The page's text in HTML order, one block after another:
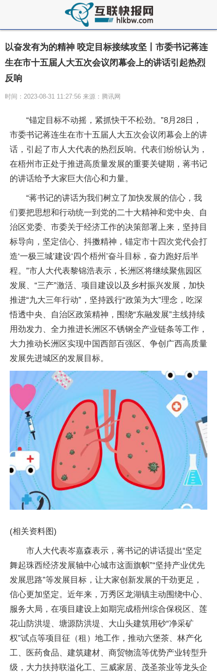
以奋发有为的精神 咬定目标接续攻坚丨市委书记蒋连
生在市十五届人大五次会议闭幕会上的讲话引起热烈
反响
时间：2023-08-31 11:27:56 来源：腾讯网
“锚定目标不动摇，紧抓快干不松劲。”8月28日，
市委书记蒋连生在市十五届人大五次会议闭幕会上的讲
话，引起了市人大代表的热烈反响。代表们纷纷认为，
在梧州市正处于推进高质量发展的重要关键期，蒋书记
的讲话给予大家巨大信心和力量。
“蒋书记的讲话为我们树立了加快发展的信心，我
们要把思想和行动统一到党的二十大精神和党中央、自
治区党委、市委关于经济工作的决策部署上来，坚持目
标导向，坚定信心、抖擞精神，锚定市十四次党代会打
造‘一极三城’建设‘四个梧州’奋斗目标，奋力跑好后半
程。”市人大代表黎锦浩表示，长洲区将继续聚焦园区
发展、“三产”激活、项目建设以及乡村振兴发展，加快
推进“九大三年行动”，坚持践行“政策为大”理念，吃深
悟透中央、自治区政策精神，围绕“东融发展”主线持续
用劲发力、全力推进长洲区不锈钢全产业链条等工作，
大力推动长洲区实现中国西部百强区、争创广西高质量
发展先进城区的发展目标。
(相关资料图)
市人大代表岑嘉森表示，蒋书记的讲话提出“坚定
舞起珠西经济发展轴中心城市这面旗帜”“坚持产业优先
发展思路”等发展目标，让大家创新发展的干劲更足，
信心更加坚定。近年来，万秀区龙湖镇主动围绕中心、
服务大局，在项目建设上如期完成梧州综合保税区、莲
花山防洪堤、塘源防洪堤、大山头建筑用砂“净采矿
权”试点等项目征（租）地工作，推动六堡茶、林产化
工、医药食品、建筑建材、商贸物流等优势产业转型升
级，大力扶持联溢化工、三威家居、茂圣茶业等龙头企